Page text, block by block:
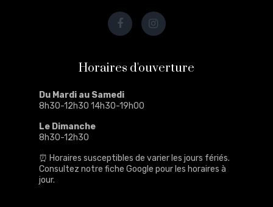
Horaires d'ouverture
Du Mardi au Samedi
8h30-12h30 14h30-19h00
Le Dimanche
8h30-12h30
⏰ Horaires susceptibles de varier les jours fériés.
Consultez notre fiche Google pour les horaires à
jour.